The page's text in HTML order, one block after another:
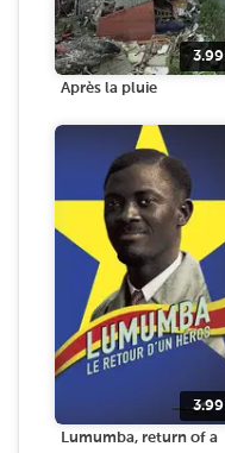
3.99
Après la pluie
3.99
Lumumba, return of a